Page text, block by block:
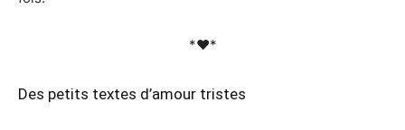
*♥*
Des petits textes d’amour tristes